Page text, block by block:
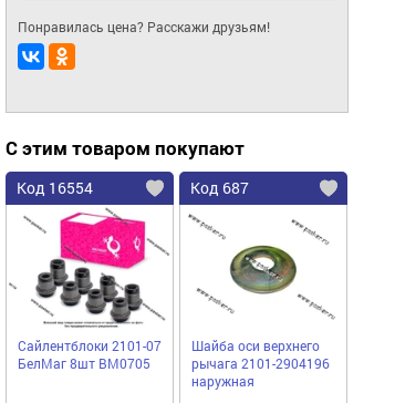
Понравилась цена? Расскажи друзьям!
С этим товаром покупают
Код 16554
Сайлентблоки 2101-07
БелМаг 8шт BM0705
Код 687
Шайба оси верхнего
рычага 2101-2904196
наружная